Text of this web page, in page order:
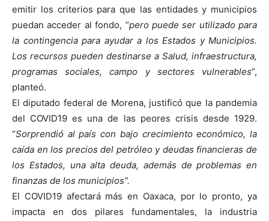
emitir los criterios para que las entidades y municipios
puedan acceder al fondo, “pero puede ser utilizado para
la contingencia para ayudar a los Estados y Municipios.
Los recursos pueden destinarse a Salud, infraestructura,
programas sociales, campo y sectores vulnerables”,
planteó.
El diputado federal de Morena, justificó que la pandemia
del COVID19 es una de las peores crisis desde 1929.
“Sorprendió al país con bajo crecimiento económico, la
caída en los precios del petróleo y deudas financieras de
los Estados, una alta deuda, además de problemas en
finanzas de los municipios”.
El COVID19 afectará más en Oaxaca, por lo pronto, ya
impacta en dos pilares fundamentales, la industria